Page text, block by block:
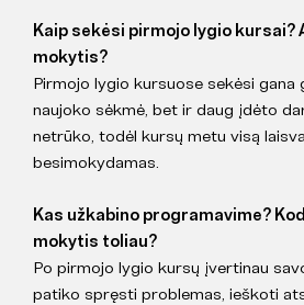
Kaip sekėsi pirmojo lygio kursai?
mokytis?
Pirmojo lygio kursuose sekėsi gana
naujoko sėkmė, bet ir daug įdėto
netrūko, todėl kursų metu visą
besimokydamas.
Kas užkabino programavime?
mokytis toliau?
Po pirmojo lygio kursų įvertinau
patiko spręsti problemas, ieškoti